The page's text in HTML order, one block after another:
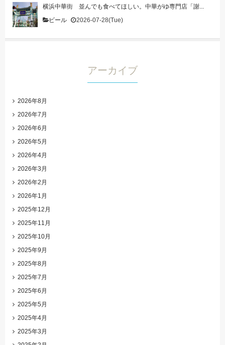
横浜中華街 並んでも食べてほしい。中華がゆ専門店「謝...
ビール
2026-07-28(Tue)
アーカイブ
2026年8月
2026年7月
2026年6月
2026年5月
2026年4月
2026年3月
2026年2月
2026年1月
2025年12月
2025年11月
2025年10月
2025年9月
2025年8月
2025年7月
2025年6月
2025年5月
2025年4月
2025年3月